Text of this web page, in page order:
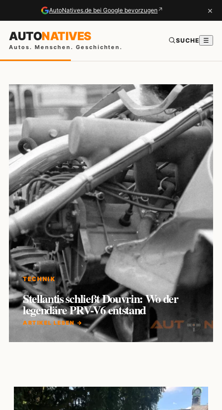
AutoNatives.de bei Google bevorzugen ↗ ×
AUTONATIVES
Autos. Menschen. Geschichten.
SUCHE ☰
TECHNIK
Stellantis schließt Douvrin: Wo der
legendäre PRV-V6 entstand
ARTIKEL LESEN →